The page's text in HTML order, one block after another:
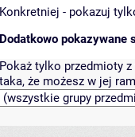
Konkretniej - pokazuj
Dodatkowo pokazywane
Pokaż tylko przedmioty z
taka, że możesz w jej